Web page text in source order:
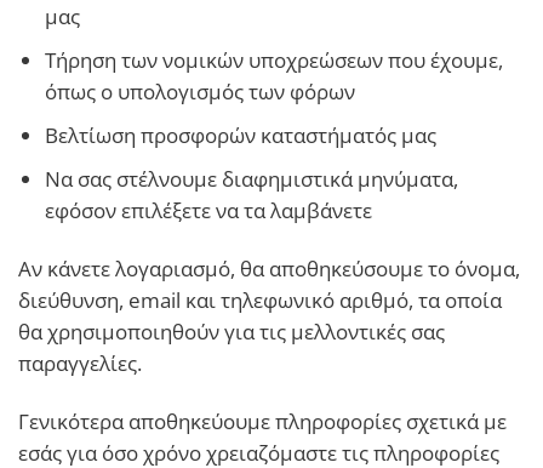
μας
Τήρηση των νομικών υποχρεώσεων που έχουμε,
όπως ο υπολογισμός των φόρων
Βελτίωση προσφορών καταστήματός μας
Να σας στέλνουμε διαφημιστικά μηνύματα,
εφόσον επιλέξετε να τα λαμβάνετε
Αν κάνετε λογαριασμό, θα αποθηκεύσουμε το όνομα,
διεύθυνση, email και τηλεφωνικό αριθμό, τα οποία
θα χρησιμοποιηθούν για τις μελλοντικές σας
παραγγελίες.
Γενικότερα αποθηκεύουμε πληροφορίες σχετικά με
εσάς για όσο χρόνο χρειαζόμαστε τις πληροφορίες